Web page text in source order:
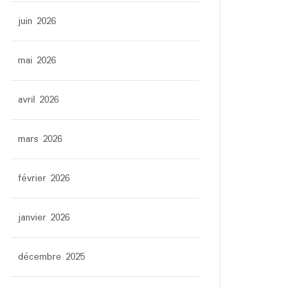
juin 2026
mai 2026
avril 2026
mars 2026
février 2026
janvier 2026
décembre 2025